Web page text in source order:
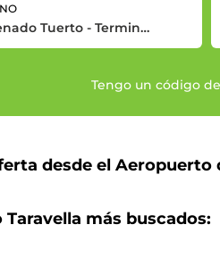
Tengo un código
desde el Aeropuerto
más buscados: